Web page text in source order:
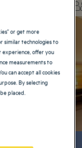
or get more
similar technologies to
offer you
measurements to
can accept all cookies
By selecting
placed.